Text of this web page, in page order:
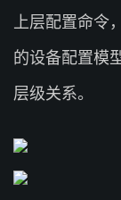
上层配置命令
的设备配置模
层级关系。